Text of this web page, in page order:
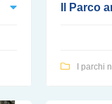
Il Parco
I parchi